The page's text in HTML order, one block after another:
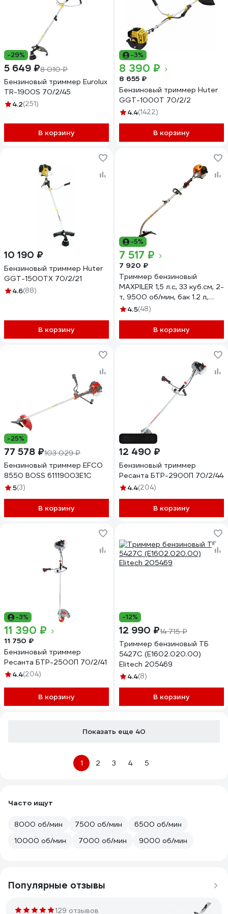
-29%
5 649 ₽8 010 ₽
Бензиновый триммер Eurolux
TR-1900S 70/2/45
4.2(251)
В корзину
-3%
8 390 ₽
8 655 ₽
Бензиновый триммер Huter
GGT-1000T 70/2/2
4.4(1422)
В корзину
10 190 ₽
Бензиновый триммер Huter
GGT-1500TX 70/2/21
4.6(88)
В корзину
-5%
7 517 ₽
7 920 ₽
Триммер бензиновый
MAXPILER 1,5 л.с, 33 куб.см, 2-
т, 9500 об/мин, бак 1.2 л,
диаметр 440 мм, леска,
4.5(48)
В корзину
-25%
77 578 ₽103 029 ₽
Бензиновый триммер EFCO
8550 BOSS 61119003E1C
5(3)
В корзину
12 490 ₽
Бензиновый триммер
Ресанта БТР-2900П 70/2/44
4.4(204)
В корзину
-3%
11 390 ₽
11 750 ₽
Бензиновый триммер
Ресанта БТР-2500П 70/2/41
4.4(204)
В корзину
-12%
12 990 ₽14 715 ₽
Триммер бензиновый ТБ
5427С (E1602.020.00)
Elitech 205469
4.4(8)
В корзину
Показать еще 40
1 2 3 4 5
Часто ищут
8000 об/мин 7500 об/мин
6500 об/мин
10000 об/мин
7000 об/мин 9000 об/мин
Популярные отзывы
129 отзывов